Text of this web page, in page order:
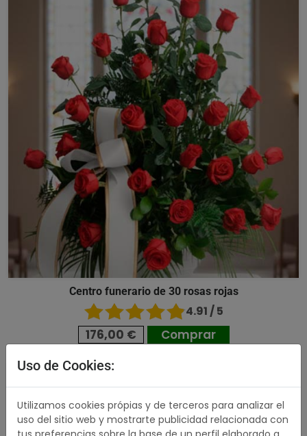
Centro funerario de 30 rosas rojas
4.91 / 5
176,00 € Comprar
489,00 €
Uso de Cookies:
Utilizamos cookies própias y de terceros para analizar el
uso del sitio web y mostrarte publicidad relacionada con